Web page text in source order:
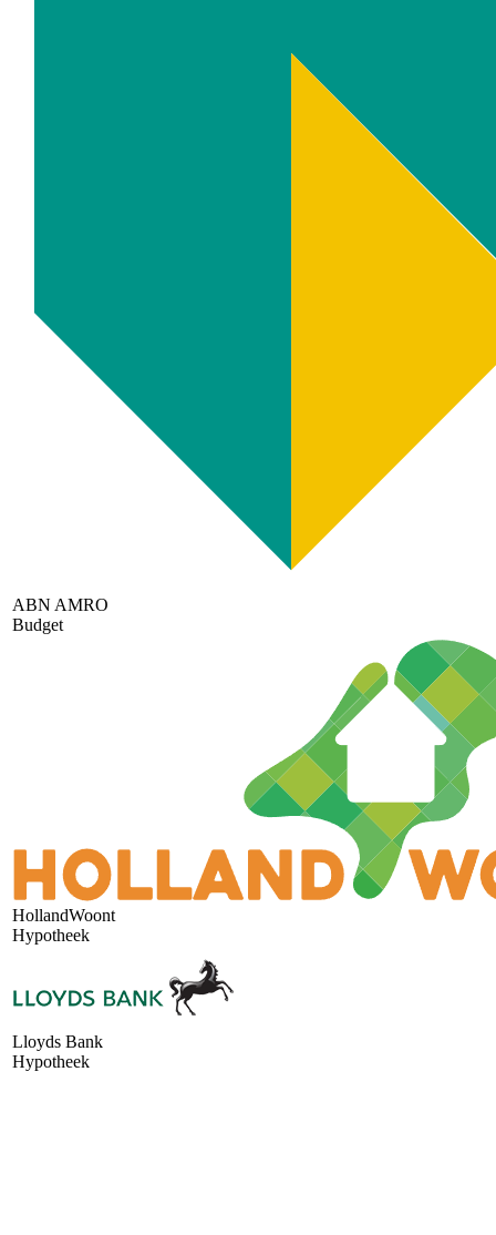
ABN AMRO
Budget
HollandWoont
Hypotheek
Lloyds Bank
Hypotheek